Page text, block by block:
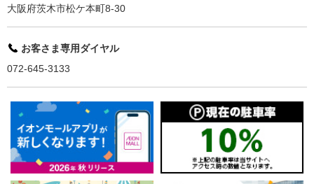
大阪府茨木市松ケ本町8-30
お客さま専用ダイヤル
072-645-3133